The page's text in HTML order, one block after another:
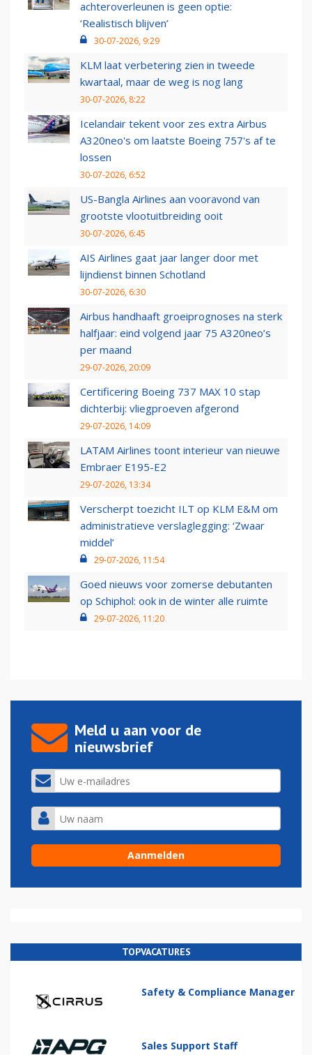
achteroverleunen is geen optie:
‘Realistisch blijven’
30-07-2026, 9:29
KLM laat verbetering zien in tweede
kwartaal, maar de weg is nog lang
30-07-2026, 8:22
Icelandair tekent voor zes extra Airbus
A320neo's om laatste Boeing 757's af te
lossen
30-07-2026, 6:52
US-Bangla Airlines aan vooravond van
grootste vlootuitbreiding ooit
30-07-2026, 6:45
AIS Airlines gaat jaar langer door met
lijndienst binnen Schotland
30-07-2026, 6:30
Airbus handhaaft groeiprognoses na sterk
halfjaar: eind volgend jaar 75 A320neo’s
per maand
29-07-2026, 20:09
Certificering Boeing 737 MAX 10 stap
dichterbij: vliegproeven afgerond
29-07-2026, 14:09
LATAM Airlines toont interieur van nieuwe
Embraer E195-E2
29-07-2026, 13:34
Verscherpt toezicht ILT op KLM E&M om
administratieve verslaglegging: ‘Zwaar
middel’
29-07-2026, 11:54
Goed nieuws voor zomerse debutanten
op Schiphol: ook in de winter alle ruimte
29-07-2026, 11:20
Meld u aan voor de
nieuwsbrief
TOPVACATURES
Safety & Compliance Manager
Sales Support Staff